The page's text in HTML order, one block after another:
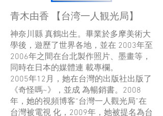
青木由香 【台湾一人観光局】
神奈川縣 真鶴出生。畢業於多摩美術大
學後，遊歷了世界各地，並在 2003年至
2006年之間在台北製作照片、墨畫等，
同時在日本的媒體連 載專欄。
2005年12月，她在台灣的出版社出版了
《奇怪嗎~》，並成 為暢銷書。2008
年，她的視頻博客“台灣一人觀光局”在
台灣被電視 化，2009年，她被提名為台